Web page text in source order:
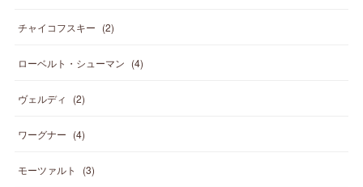
チャイコフスキー (2)
ローベルト・シューマン (4)
ヴェルディ (2)
ワーグナー (4)
モーツァルト (3)